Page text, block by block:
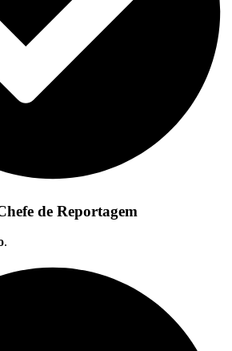
de Reportagem
.